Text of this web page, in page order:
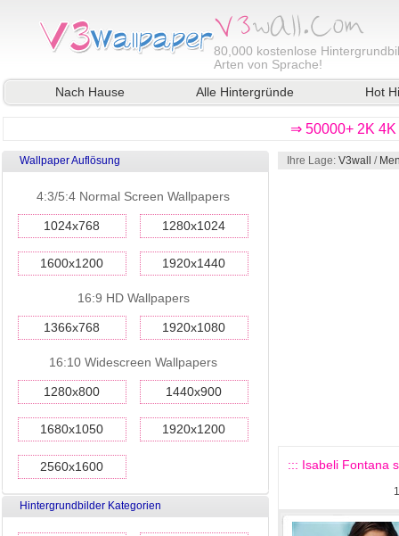
80,000 kostenlose
Arten von Sprache!
Nach Hause
Alle Hintergründe Hot
⇒ 50000+ 2K
Wallpaper Auflösung
4:3/5:4 Normal Screen Wallpapers
1024x768 1280x1024
1600x1200 1920x1440
16:9 HD Wallpapers
1366x768 1920x1080
16:10 Widescreen Wallpapers
1280x800 1440x900
1680x1050 1920x1200
2560x1600
Hintergrundbilder Kategorien
Ihre Lage: V3wall /
::: Isabeli Fontana